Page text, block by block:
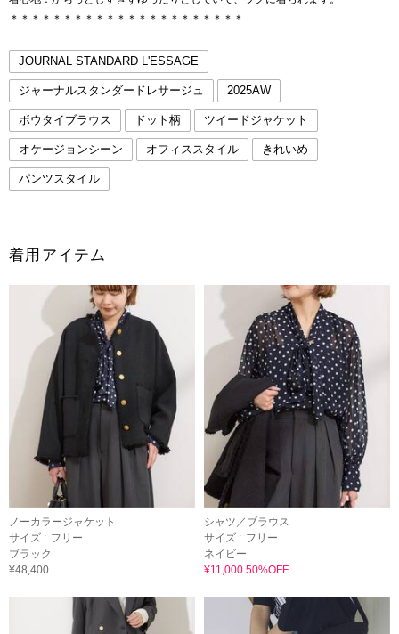
＊＊＊＊＊＊＊＊＊＊＊＊＊＊＊＊＊＊＊＊＊＊
JOURNAL STANDARD L'ESSAGE
ジャーナルスタンダードレサージュ 2025AW
ボウタイブラウス ドット柄 ツイードジャケット
オケージョンシーン オフィススタイル きれいめ
パンツスタイル
着用アイテム
ノーカラージャケット
サイズ : フリー
ブラック
¥48,400
シャツ／ブラウス
サイズ : フリー
ネイビー
¥11,000 50%OFF